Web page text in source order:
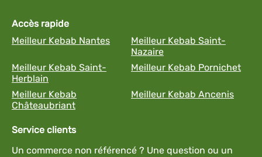
Accès rapide
Meilleur Kebab Nantes
Meilleur Kebab Saint-
Nazaire
Meilleur Kebab Saint-
Herblain
Meilleur Kebab Pornichet
Meilleur Kebab
Châteaubriant
Meilleur Kebab Ancenis
Service clients
Un commerce non référencé ? Une question ou un